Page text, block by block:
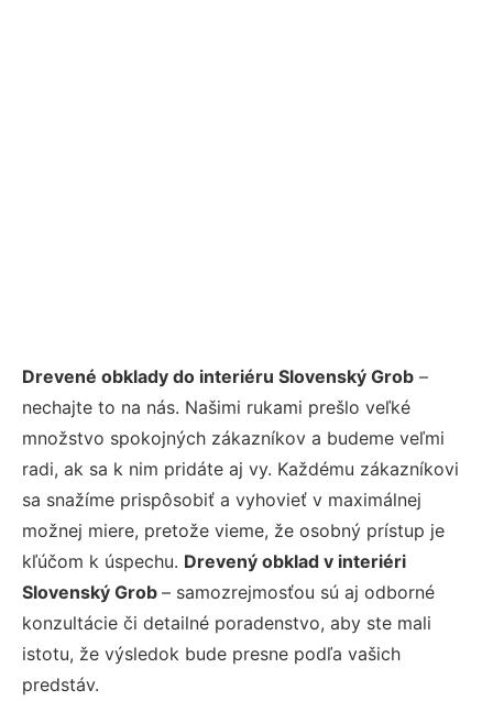
Drevené obklady do interiéru Slovenský Grob –
nechajte to na nás. Našimi rukami prešlo veľké
množstvo spokojných zákazníkov a budeme veľmi
radi, ak sa k nim pridáte aj vy. Každému zákazníkovi
sa snažíme prispôsobiť a vyhovieť v maximálnej
možnej miere, pretože vieme, že osobný prístup je
kľúčom k úspechu. Drevený obklad v interiéri
Slovenský Grob – samozrejmosťou sú aj odborné
konzultácie či detailné poradenstvo, aby ste mali
istotu, že výsledok bude presne podľa vašich
predstáv.